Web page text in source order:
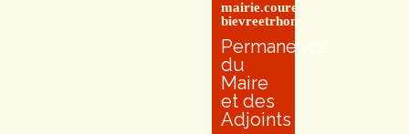
mairie.couretbuis@entre-
bievreetrhone.fr
Permanence
du
Maire
et des
Adjoints